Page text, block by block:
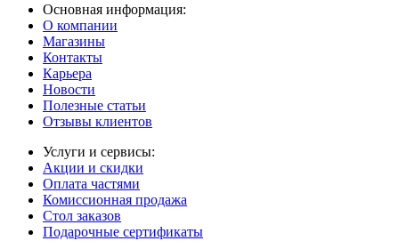
Основная информация:
О компании
Магазины
Контакты
Карьера
Новости
Полезные статьи
Отзывы клиентов
Услуги и сервисы:
Акции и скидки
Оплата частями
Комиссионная продажа
Стол заказов
Подарочные сертификаты